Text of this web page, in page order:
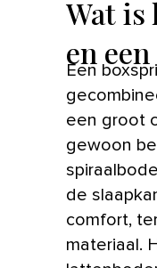
Wat is
en
Een
een groot
gewoon
de
comfort,
materiaal.